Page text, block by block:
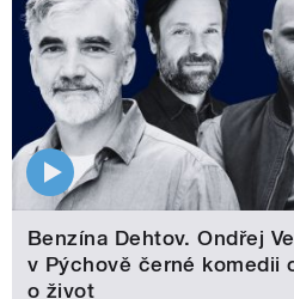
Benzína Dehtov. Ondřej
v Pýchově černé komedii
o život